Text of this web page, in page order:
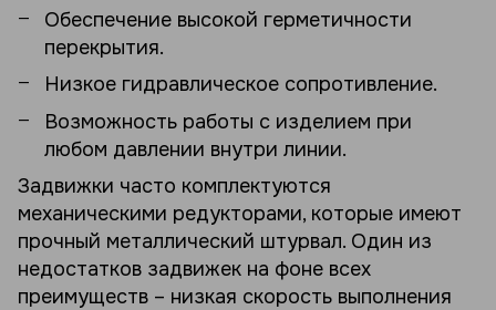
Обеспечение высокой герметичности
перекрытия.
Низкое гидравлическое сопротивление.
Возможность работы с изделием при
любом давлении внутри линии.
Задвижки часто комплектуются
механическими редукторами, которые имеют
прочный металлический штурвал. Один из
недостатков задвижек на фоне всех
преимуществ – низкая скорость выполнения